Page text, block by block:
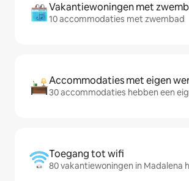
Vakantiewoningen met
10 accommodaties met zwembad
Accommodaties met eigen
30 accommodaties hebben een
Toegang tot wifi
80 vakantiewoningen in Madalena